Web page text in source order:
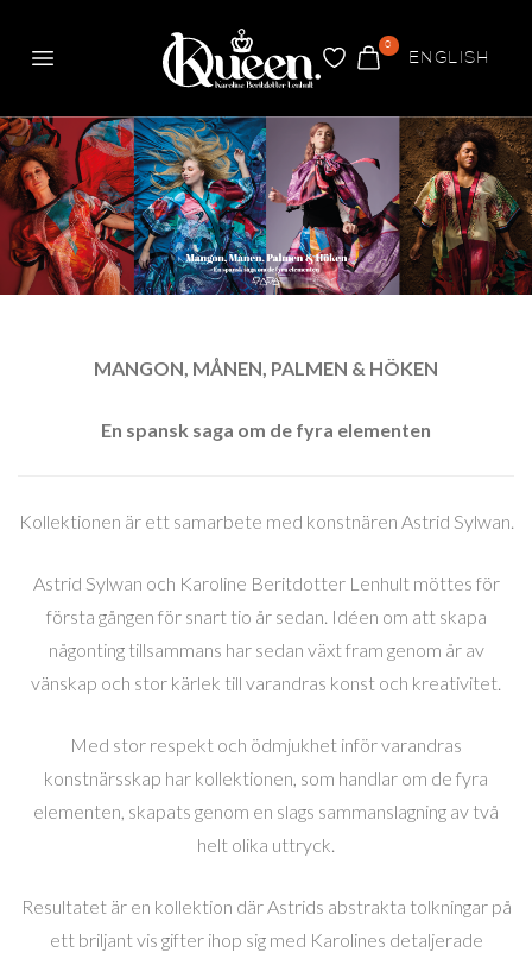
Meny
FAVORITER
VARUKORG
0
ENGLISH
De fyra elementen
MANGON, MÅNEN, PALMEN & HÖKEN
En spansk saga om de fyra elementen
Kollektionen är ett samarbete med konstnären Astrid Sylwan.
Astrid Sylwan och Karoline Beritdotter Lenhult möttes för
första gången för snart tio år sedan. Idéen om att skapa
någonting tillsammans har sedan växt fram genom år av
vänskap och stor kärlek till varandras konst och kreativitet.
Med stor respekt och ödmjukhet inför varandras
konstnärsskap har kollektionen, som handlar om de fyra
elementen, skapats genom en slags sammanslagning av två
helt olika uttryck.
Resultatet är en kollektion där Astrids abstrakta tolkningar på
ett briljant vis gifter ihop sig med Karolines detaljerade